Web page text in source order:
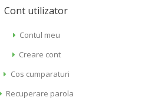
Cont utilizator
Contul meu
Creare cont
Cos cumparaturi
Recuperare parola